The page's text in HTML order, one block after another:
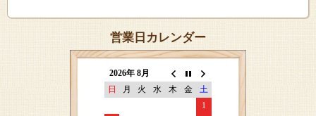
営業日カレンダー
2026年 8月
日
月 火 水 木 金
土
1